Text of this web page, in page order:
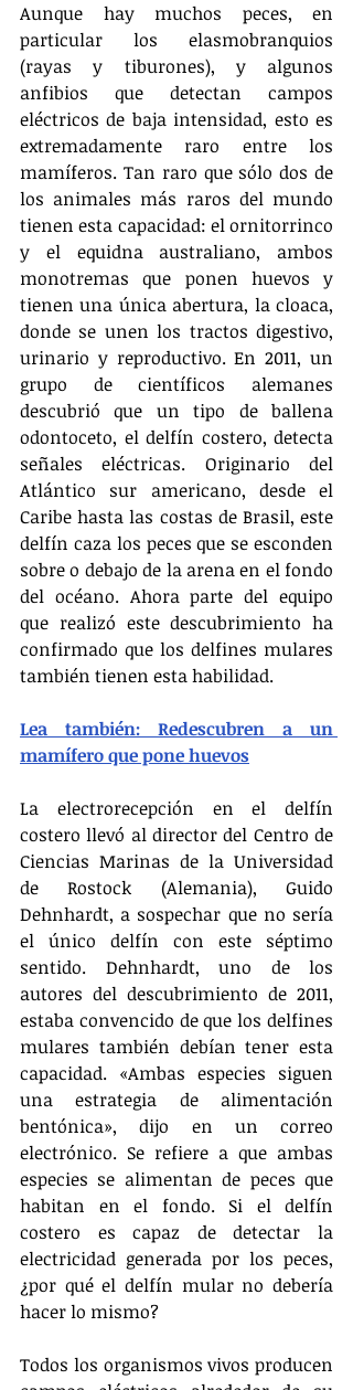
Aunque hay muchos peces, en
particular los elasmobranquios
(rayas y tiburones), y algunos
anfibios que detectan campos
eléctricos de baja intensidad, esto es
extremadamente raro entre los
mamíferos. Tan raro que sólo dos de
los animales más raros del mundo
tienen esta capacidad: el ornitorrinco
y el equidna australiano, ambos
monotremas que ponen huevos y
tienen una única abertura, la cloaca,
donde se unen los tractos digestivo,
urinario y reproductivo. En 2011, un
grupo de científicos alemanes
descubrió que un tipo de ballena
odontoceto, el delfín costero, detecta
señales eléctricas. Originario del
Atlántico sur americano, desde el
Caribe hasta las costas de Brasil, este
delfín caza los peces que se esconden
sobre o debajo de la arena en el fondo
del océano. Ahora parte del equipo
que realizó este descubrimiento ha
confirmado que los delfines mulares
también tienen esta habilidad.
Lea también: Redescubren a un
mamífero que pone huevos
La electrorecepción en el delfín
costero llevó al director del Centro de
Ciencias Marinas de la Universidad
de Rostock (Alemania), Guido
Dehnhardt, a sospechar que no sería
el único delfín con este séptimo
sentido. Dehnhardt, uno de los
autores del descubrimiento de 2011,
estaba convencido de que los delfines
mulares también debían tener esta
capacidad. «Ambas especies siguen
una estrategia de alimentación
bentónica», dijo en un correo
electrónico. Se refiere a que ambas
especies se alimentan de peces que
habitan en el fondo. Si el delfín
costero es capaz de detectar la
electricidad generada por los peces,
¿por qué el delfín mular no debería
hacer lo mismo?
Todos los organismos vivos producen